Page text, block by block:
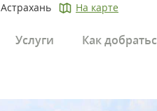
На карте
Услуги Как